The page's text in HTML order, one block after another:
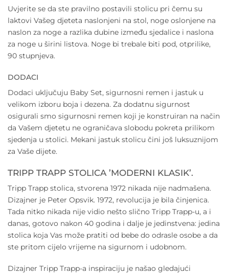
Uvjerite se da ste pravilno postavili stolicu pri čemu su
laktovi Vašeg djeteta naslonjeni na stol, noge oslonjene na
naslon za noge a razlika dubine između sjedalice i naslona
za noge u širini listova. Noge bi trebale biti pod, otprilike,
90 stupnjeva.
DODACI
Dodaci uključuju Baby Set, sigurnosni remen i jastuk u
velikom izboru boja i dezena. Za dodatnu sigurnost
osigurali smo sigurnosni remen koji je konstruiran na način
da Vašem djetetu ne ograničava slobodu pokreta prilikom
sjedenja u stolici. Mekani jastuk stolicu čini još luksuznijom
za Vaše dijete.
TRIPP TRAPP STOLICA ’MODERNI KLASIK’.
Tripp Trapp stolica, stvorena 1972 nikada nije nadmašena.
Dizajner je Peter Opsvik. 1972, revolucija je bila činjenica.
Tada nitko nikada nije vidio nešto slično Tripp Trapp-u, a i
danas, gotovo nakon 40 godina i dalje je jedinstvena: jedina
stolica koja Vas može pratiti od bebe do odrasle osobe a da
ste pritom cijelo vrijeme na sigurnom i udobnom.
Dizajner Tripp Trapp-a inspiraciju je našao gledajući